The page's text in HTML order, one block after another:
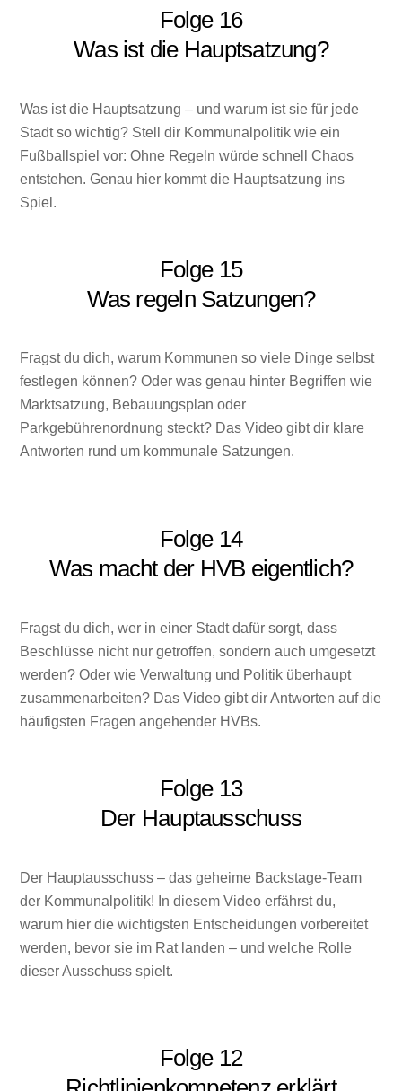
Folge 16
Was ist die Hauptsatzung?
Was ist die Hauptsatzung – und warum ist sie für jede
Stadt so wichtig? Stell dir Kommunalpolitik wie ein
Fußballspiel vor: Ohne Regeln würde schnell Chaos
entstehen. Genau hier kommt die Hauptsatzung ins
Spiel.
Folge 15
Was regeln Satzungen?
Fragst du dich, warum Kommunen so viele Dinge selbst
festlegen können? Oder was genau hinter Begriffen wie
Marktsatzung, Bebauungsplan oder
Parkgebührenordnung steckt? Das Video gibt dir klare
Antworten rund um kommunale Satzungen.
Folge 14
Was macht der HVB eigentlich?
Fragst du dich, wer in einer Stadt dafür sorgt, dass
Beschlüsse nicht nur getroffen, sondern auch umgesetzt
werden? Oder wie Verwaltung und Politik überhaupt
zusammenarbeiten? Das Video gibt dir Antworten auf die
häufigsten Fragen angehender HVBs.
Folge 13
Der Hauptausschuss
Der Hauptausschuss – das geheime Backstage-Team
der Kommunalpolitik! In diesem Video erfährst du,
warum hier die wichtigsten Entscheidungen vorbereitet
werden, bevor sie im Rat landen – und welche Rolle
dieser Ausschuss spielt.
Folge 12